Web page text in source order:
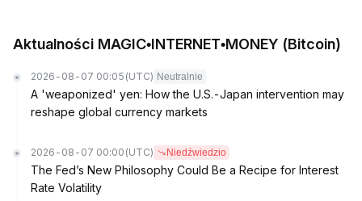
Aktualności MAGIC•INTERNET•MONEY (Bitcoin)
2026-08-07 00:05 (UTC) Neutralnie
A 'weaponized' yen: How the U.S.-Japan intervention may
reshape global currency markets
2026-08-07 00:00 (UTC) Niedźwiedzio
The Fed’s New Philosophy Could Be a Recipe for Interest
Rate Volatility